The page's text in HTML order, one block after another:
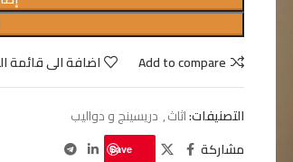
Add to compare
اضافة الى قائمة
التصنيفات:اثاث, دريسينج و دواليب
مشاركة
Save